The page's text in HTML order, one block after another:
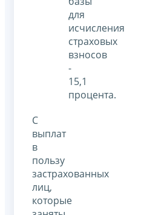
для
исчисления
страховых
взносов
-
15,1
процента.
С
выплат
в
пользу
застрахованных
лиц,
которые